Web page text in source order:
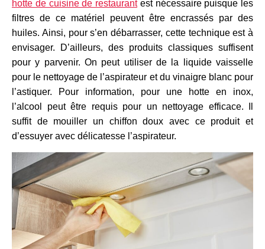
hotte de cuisine de restaurant est nécessaire puisque les
filtres de ce matériel peuvent être encrassés par des
huiles. Ainsi, pour s’en débarrasser, cette technique est à
envisager. D’ailleurs, des produits classiques suffisent
pour y parvenir. On peut utiliser de la liquide vaisselle
pour le nettoyage de l’aspirateur et du vinaigre blanc pour
l’astiquer. Pour information, pour une hotte en inox,
l’alcool peut être requis pour un nettoyage efficace. Il
suffit de mouiller un chiffon doux avec ce produit et
d’essuyer avec délicatesse l’aspirateur.